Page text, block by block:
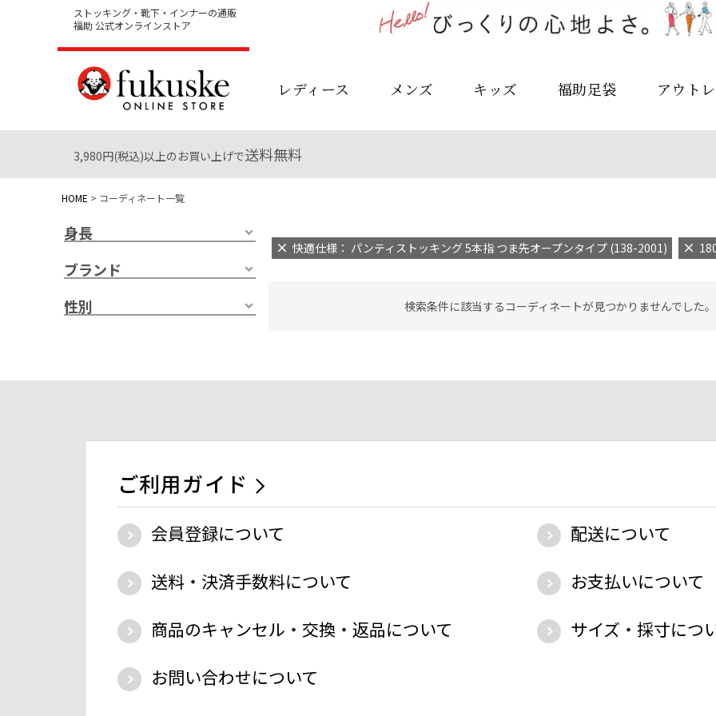
ストッキング・靴下・インナーの通販
福助 公式オンラインストア
レディース メンズ キッズ 福助足袋 アウト
3,980円(税込)以上のお買い上げで送料無料
HOME コーディネート一覧
身長
ブランド
性別
快適仕様： パンティストッキング 5本指 つま先オープンタイプ (138-2001)
検索条件に該当するコーディネートが見つかりませんでした
ご利用ガイド
会員登録について
配送について
送料・決済手数料について
お支払いについて
商品のキャンセル・交換・返品について
サイズ・採寸につ
お問い合わせについて